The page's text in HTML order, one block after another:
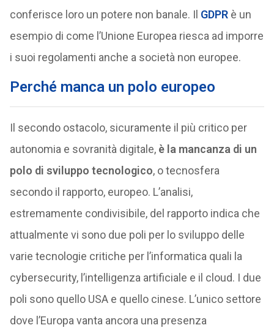
conferisce loro un potere non banale. Il GDPRè un
esempio di come l’Unione Europea riesca ad imporre
i suoi regolamenti anche a società non europee.
Perché manca un polo europeo
Il secondo ostacolo, sicuramente il più critico per
autonomia e sovranità digitale, è la mancanza di un
polo di sviluppo tecnologico, o tecnosfera
secondo il rapporto, europeo. L’analisi,
estremamente condivisibile, del rapporto indica che
attualmente vi sono due poli per lo sviluppo delle
varie tecnologie critiche per l’informatica quali la
cybersecurity, l’intelligenza artificiale e il cloud. I due
poli sono quello USA e quello cinese. L’unico settore
dove l’Europa vanta ancora una presenza